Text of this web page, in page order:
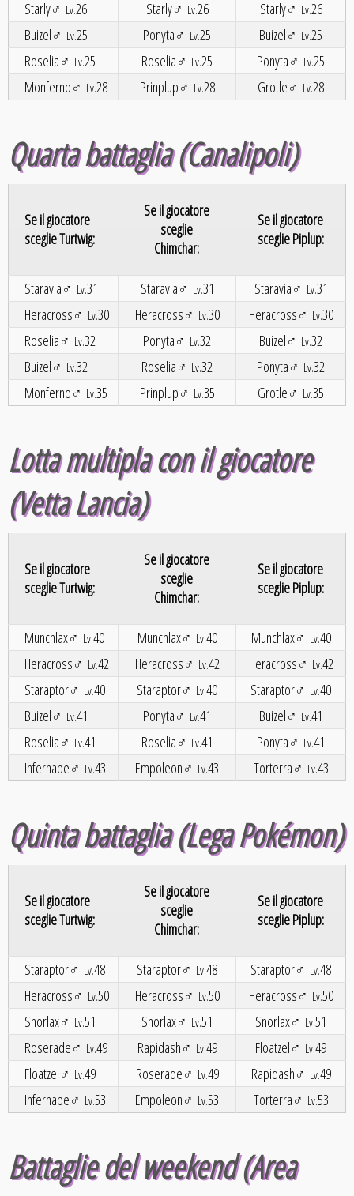
Starly♂ Lv.26 Starly♂ Lv.26 Starly♂ Lv.26
Buizel♂ Lv.25 Ponyta♂ Lv.25 Buizel♂ Lv.25
Roselia♂ Lv.25 Roselia♂ Lv.25 Ponyta♂ Lv.25
Monferno♂ Lv.28 Prinplup♂ Lv.28 Grotle♂ Lv.28
Quarta battaglia (Canalipoli)
Se il giocatore
sceglie Turtwig:
Se il giocatore
sceglie
Chimchar:
Se il giocatore
sceglie Piplup:
Staravia♂ Lv.31 Staravia♂ Lv.31 Staravia♂ Lv.31
Heracross♂ Lv.30 Heracross♂ Lv.30 Heracross♂ Lv.30
Roselia♂ Lv.32 Ponyta♂ Lv.32 Buizel♂ Lv.32
Buizel♂ Lv.32 Roselia♂ Lv.32 Ponyta♂ Lv.32
Monferno♂ Lv.35 Prinplup♂ Lv.35 Grotle♂ Lv.35
Lotta multipla con il giocatore
(Vetta Lancia)
Se il giocatore
sceglie Turtwig:
Se il giocatore
sceglie
Chimchar:
Se il giocatore
sceglie Piplup:
Munchlax♂ Lv.40 Munchlax♂ Lv.40 Munchlax♂ Lv.40
Heracross♂ Lv.42 Heracross♂ Lv.42 Heracross♂ Lv.42
Staraptor♂ Lv.40 Staraptor♂ Lv.40 Staraptor♂ Lv.40
Buizel♂ Lv.41 Ponyta♂ Lv.41 Buizel♂ Lv.41
Roselia♂ Lv.41 Roselia♂ Lv.41 Ponyta♂ Lv.41
Infernape♂ Lv.43 Empoleon♂ Lv.43 Torterra♂ Lv.43
Quinta battaglia (Lega Pokémon)
Se il giocatore
sceglie Turtwig:
Se il giocatore
sceglie
Chimchar:
Se il giocatore
sceglie Piplup:
Staraptor♂ Lv.48 Staraptor♂ Lv.48 Staraptor♂ Lv.48
Heracross♂ Lv.50 Heracross♂ Lv.50 Heracross♂ Lv.50
Snorlax♂ Lv.51 Snorlax♂ Lv.51 Snorlax♂ Lv.51
Roserade♂ Lv.49 Rapidash♂ Lv.49 Floatzel♂ Lv.49
Floatzel♂ Lv.49 Roserade♂ Lv.49 Rapidash♂ Lv.49
Infernape♂ Lv.53 Empoleon♂ Lv.53 Torterra♂ Lv.53
Battaglie del weekend (Area